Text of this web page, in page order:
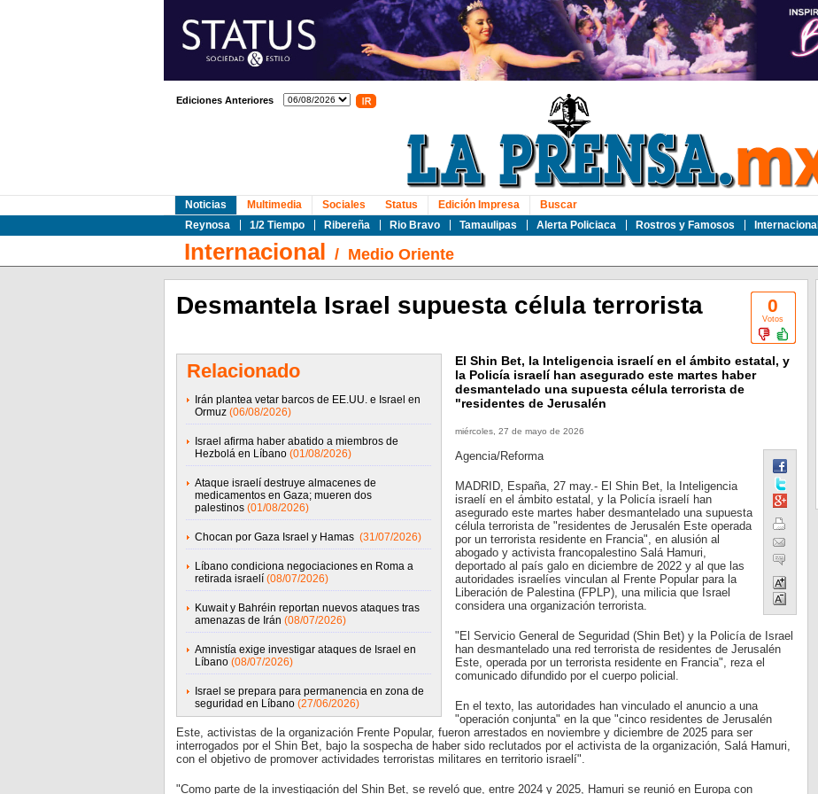
Ediciones Anteriores
Noticias
Reynosa
1/2 Tiempo Ribereña Rio Bravo Tamaulipas Alerta Policiaca Rostros y Famosos Internacional
Multimedia Sociales Status Edición Impresa Buscar
Internacional / Medio Oriente
0
Votos
Desmantela Israel supuesta célula terrorista
Relacionado
Irán plantea vetar barcos de EE.UU. e Israel en
Ormuz (06/08/2026)
Israel afirma haber abatido a miembros de
Hezbolá en Líbano (01/08/2026)
Ataque israelí destruye almacenes de
medicamentos en Gaza; mueren dos
palestinos (01/08/2026)
Chocan por Gaza Israel y Hamas (31/07/2026)
Líbano condiciona negociaciones en Roma a
retirada israelí (08/07/2026)
Kuwait y Bahréin reportan nuevos ataques tras
amenazas de Irán (08/07/2026)
Amnistía exige investigar ataques de Israel en
Líbano (08/07/2026)
Israel se prepara para permanencia en zona de
seguridad en Líbano (27/06/2026)
El Shin Bet, la Inteligencia israelí en el ámbito estatal, y
la Policía israelí han asegurado este martes haber
desmantelado una supuesta célula terrorista de
"residentes de Jerusalén
miércoles, 27 de mayo de 2026
Agencia/Reforma
MADRID, España, 27 may.- El Shin Bet, la Inteligencia
israelí en el ámbito estatal, y la Policía israelí han
asegurado este martes haber desmantelado una supuesta
célula terrorista de "residentes de Jerusalén Este operada
por un terrorista residente en Francia", en alusión al
abogado y activista francopalestino Salá Hamuri,
deportado al país galo en diciembre de 2022 y al que las
autoridades israelíes vinculan al Frente Popular para la
Liberación de Palestina (FPLP), una milicia que Israel
considera una organización terrorista.
"El Servicio General de Seguridad (Shin Bet) y la Policía de Israel
han desmantelado una red terrorista de residentes de Jerusalén
Este, operada por un terrorista residente en Francia", reza el
comunicado difundido por el cuerpo policial.
En el texto, las autoridades han vinculado el anuncio a una
"operación conjunta" en la que "cinco residentes de Jerusalén
Este, activistas de la organización Frente Popular, fueron arrestados en noviembre y diciembre de 2025 para ser
interrogados por el Shin Bet, bajo la sospecha de haber sido reclutados por el activista de la organización, Salá Hamuri,
con el objetivo de promover actividades terroristas militares en territorio israelí".
"Como parte de la investigación del Shin Bet, se reveló que, entre 2024 y 2025, Hamuri se reunió en Europa con